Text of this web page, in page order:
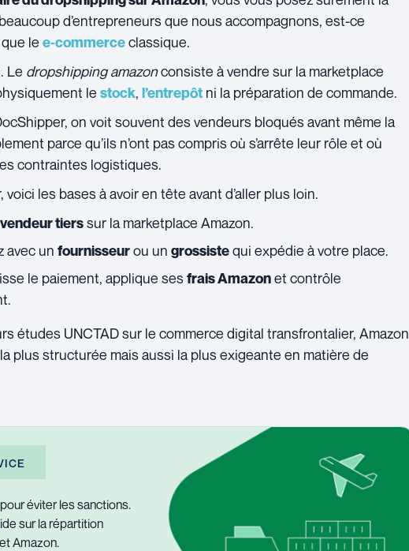
d’entrepreneurs que nous accompagnons, est-ce
le e‑commerceclassique.
Le dropshipping amazonconsiste à vendre sur la marketplace
le stock, l’entrepôt ni la préparation de commande.
on voit souvent des vendeurs bloqués avant même la
parce qu’ils n’ont pas compris où s’arrête leur rôle et où
contraintes logistiques.
les bases à avoir en tête avant d’aller plus loin.
vendeur tierssur la marketplace Amazon.
avec un fournisseurou un grossistequi expédie à votre place.
le paiement, applique sesfrais Amazonet contrôle
études UNCTAD sur le commerce digital transfrontalier, Amazon
plus structurée mais aussi la plus exigeante en matière de
éviter les sanctions.
sur la répartition
Amazon.